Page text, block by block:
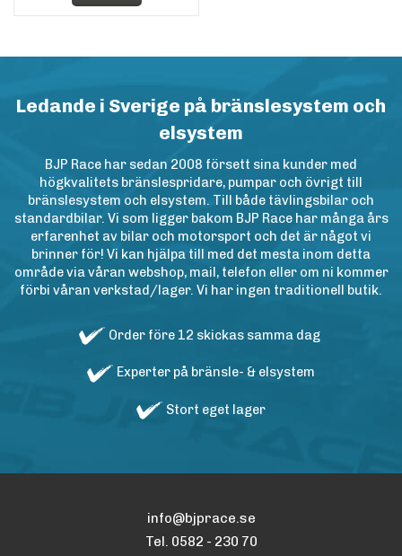
Ledande i Sverige på bränslesystem och
elsystem
BJP Race har sedan 2008 försett sina kunder med
högkvalitets bränslespridare, pumpar och övrigt till
bränslesystem och elsystem. Till både tävlingsbilar och
standardbilar. Vi som ligger bakom BJP Race har många års
erfarenhet av bilar och motorsport och det är något vi
brinner för! Vi kan hjälpa till med det mesta inom detta
område via våran webshop, mail, telefon eller om ni kommer
förbi våran verkstad/lager. Vi har ingen traditionell butik.
Order före 12 skickas samma dag
Experter på bränsle- & elsystem
Stort eget lager
info@bjprace.se
Tel. 0582 - 230 70